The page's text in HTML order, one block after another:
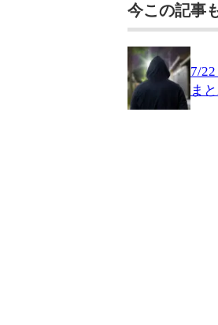
今この記事
7/
ま